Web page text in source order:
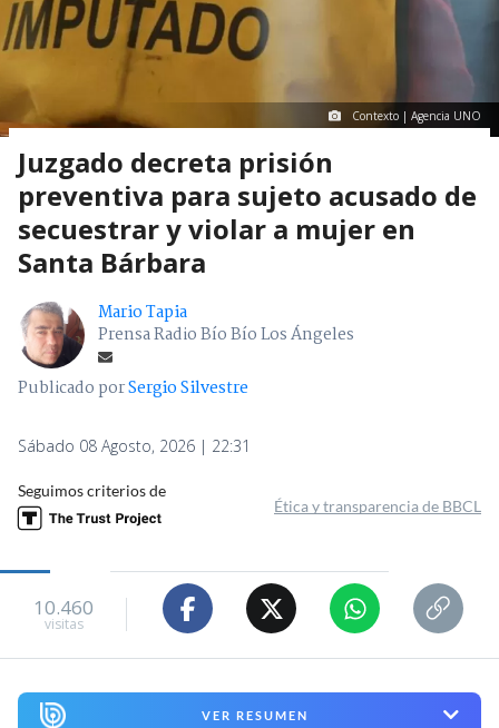
Contexto | Agencia UNO
Juzgado decreta prisión
preventiva para sujeto acusado de
secuestrar y violar a mujer en
Santa Bárbara
Mario Tapia
Prensa Radio Bío Bío Los Ángeles
Publicado porSergio Silvestre
Sábado 08 Agosto, 2026 | 22:31
Seguimos criterios de
Ética y transparencia de BBCL
10.460
visitas
VER RESUMEN